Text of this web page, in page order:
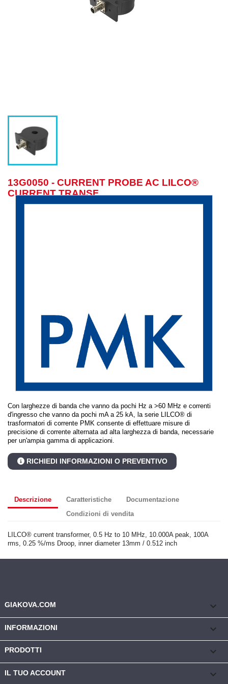
13G0050 - CURRENT PROBE AC LILCO®
CURRENT TRANSF
Con larghezze di banda che vanno da pochi Hz a >60 MHz e correnti
d'ingresso che vanno da pochi mA a 25 kA, la serie LILCO® di
trasformatori di corrente PMK consente di effettuare misure di
precisione di corrente alternata ad alta larghezza di banda, necessarie
per un'ampia gamma di applicazioni.
RICHIEDI INFORMAZIONI O PREVENTIVO
Descrizione Caratteristiche
Documentazione
Condizioni di vendita
LILCO® current transformer, 0.5 Hz to 10 MHz, 10.000A peak, 100A
rms, 0.25 %/ms Droop, inner diameter 13mm / 0.512 inch
GIAKOVA.COM keyboard_arrow_down
INFORMAZIONI 
PRODOTTI 
IL TUO ACCOUNT 